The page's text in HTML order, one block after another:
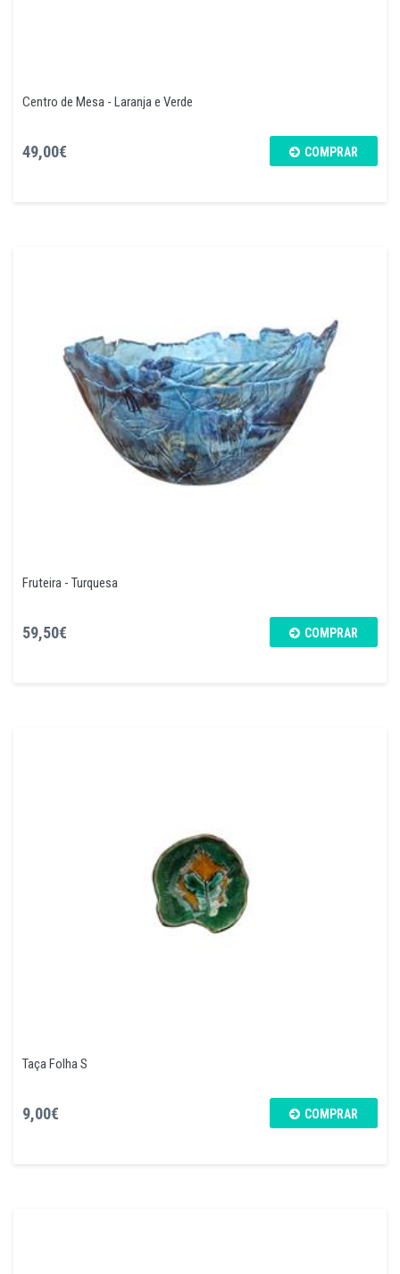
Centro de Mesa - Laranja e Verde
49,00€ COMPRAR
Fruteira - Turquesa
59,50€ COMPRAR
Taça Folha S
9,00€ COMPRAR